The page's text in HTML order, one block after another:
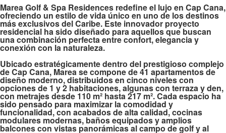
Marea Golf & Spa Residences redefine el lujo en Cap Cana,
ofreciendo un estilo de vida único en uno de los destinos
más exclusivos del Caribe. Este innovador proyecto
residencial ha sido diseñado para aquellos que buscan
una combinación perfecta entre confort, elegancia y
conexión con la naturaleza.
Ubicado estratégicamente dentro del prestigioso complejo
de Cap Cana, Marea se compone de 41 apartamentos de
diseño moderno, distribuidos en cinco niveles con
opciones de 1 y 2 habitaciones, algunas con terraza y den,
con metrajes desde 110 m² hasta 217 m². Cada espacio ha
sido pensado para maximizar la comodidad y
funcionalidad, con acabados de alta calidad, cocinas
modulares modernas, baños equipados y amplios
balcones con vistas panorámicas al campo de golf y al